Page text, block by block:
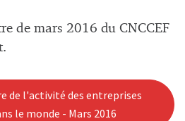
de mars 2016 du CNCCEF
de l'activité des entreprises
le monde - Mars 2016